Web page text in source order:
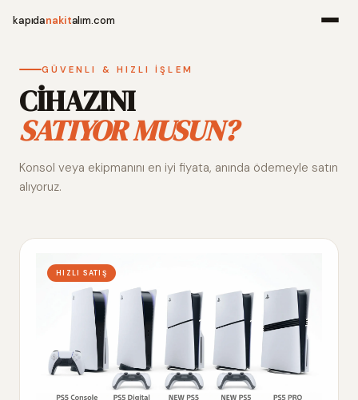
kapıdanakitalım.com
Alım
GÜVENLI & HIZLI İŞLEM
CİHAZINI
SATIYOR MUSUN?
Konsol veya ekipmanını en iyi fiyata, anında ödemeyle satın
alıyoruz.
HIZLI SATIŞ